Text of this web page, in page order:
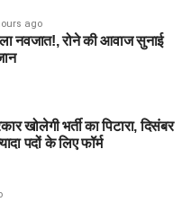
ago
नवजात!, रोने की आवाज सुनाई
खोलेगी भर्ती का पिटारा, दिसंबर
पदों के लिए फॉर्म